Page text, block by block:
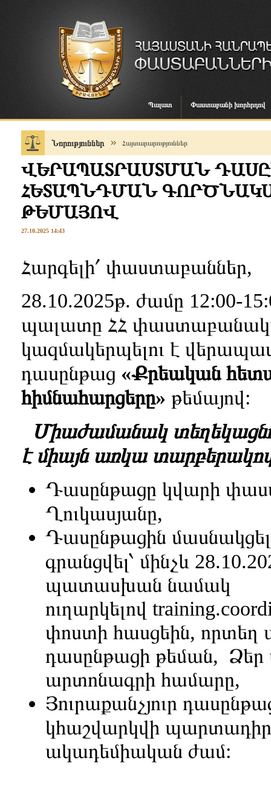
Պալատ Փաստաբանի խորհրդով
Նորություններ Հայտարարություններ
ՎԵՐԱՊԱՏՐԱՍՏՄԱՆ
ՀԵՏԱՊՆԴՄԱՆ
ԹԵՄԱՅՈՎ
27.10.2025 14:43
Հարգելի՛ փաստաբաններ,
28.10.2025թ. ժամը 12:00-
պալատը ՀՀ
կազմակերպելու է
դասընթաց «Քրեական
հիմնահարցերը» թեմայով:
Միաժամանակ
է միայն առկա
Դասընթացը կվարի
Ղուկասյանը,
Դասընթացին
գրանցվել՝ մինչև
պատասխան նամակ
ուղարկելով
փոստի հասցեին, որտեղ
դասընթացի թեման, Ձեր
արտոնագրի համարը,
Յուրաքանչյուր
կհաշվարկվի
ակադեմիական ժամ: